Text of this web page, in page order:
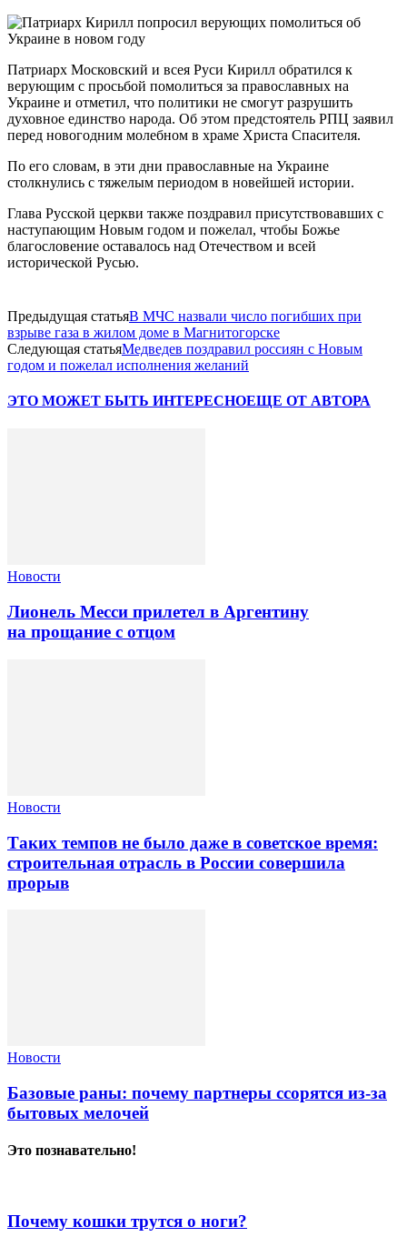
Патриарх Московский и всея Руси Кирилл обратился к
верующим с просьбой помолиться за православных на
Украине и отметил, что политики не смогут разрушить
духовное единство народа. Об этом предстоятель РПЦ заявил
перед новогодним молебном в храме Христа Спасителя.
По его словам, в эти дни православные на Украине
столкнулись с тяжелым периодом в новейшей истории.
Глава Русской церкви также поздравил присутствовавших с
наступающим Новым годом и пожелал, чтобы Божье
благословение оставалось над Отечеством и всей
исторической Русью.
Предыдущая статьяВ МЧС назвали число погибших при
взрыве газа в жилом доме в Магнитогорске
Следующая статьяМедведев поздравил россиян с Новым
годом и пожелал исполнения желаний
ЭТО МОЖЕТ БЫТЬ ИНТЕРЕСНОЕЩЕ ОТ АВТОРА
Новости
Лионель Месси прилетел в Аргентину
на прощание с отцом
Новости
Таких темпов не было даже в советское время:
строительная отрасль в России совершила
прорыв
Новости
Базовые раны: почему партнеры ссорятся из-за
бытовых мелочей
Это познавательно!
Почему кошки трутся о ноги?